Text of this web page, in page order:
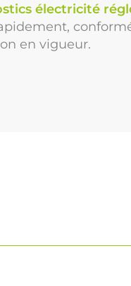
électricité
en vigueur.